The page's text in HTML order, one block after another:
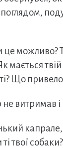
можливо?
мається
Що
витримав і
капрале,
твої